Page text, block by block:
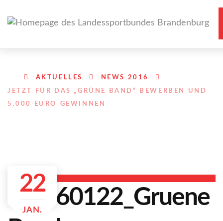
AKTUELLES NEWS 2016
JETZT FÜR DAS „GRÜNE BAND“ BEWERBEN UND
5.000 EURO GEWINNEN
22
JAN.